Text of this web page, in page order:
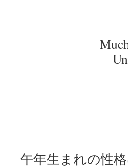
午年生まれの性格